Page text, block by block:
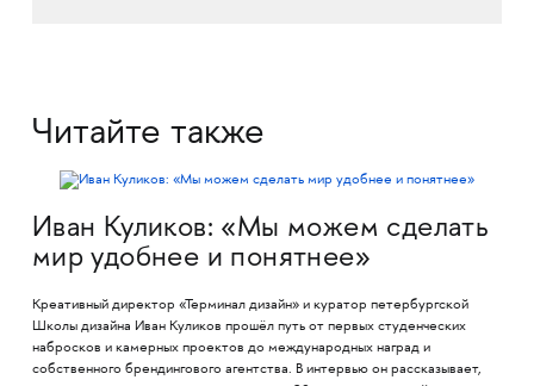
Читайте также
Иван Куликов: «Мы можем сделать
мир удобнее и понятнее»
Креативный директор «Терминал дизайн» и куратор петербургской
Школы дизайна Иван Куликов прошёл путь от первых студенческих
набросков и камерных проектов до международных наград и
собственного брендингового агентства. В интервью он рассказывает,